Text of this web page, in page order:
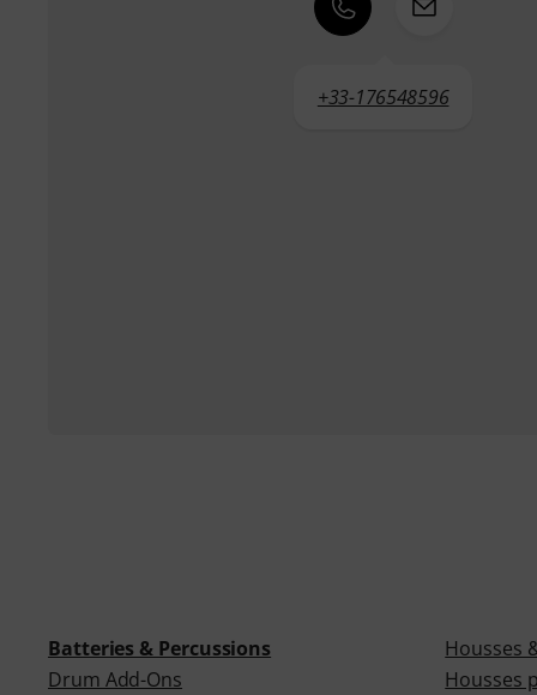
+33-176548596
Batteries & Percussions
Drum Add-Ons
Housses
Housses